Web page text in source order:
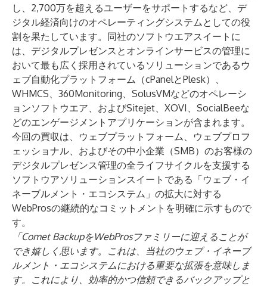
し、2,700万を超えるユーザーをサポートするなど、デ
ジタル経済向けのオペレーティングシステムとしての役
割を果たしています。同社のソフトウエアスイートに
は、デジタルプレゼンスとオンラインサービスの管理に
おいて最も広く採用されているソリューションである ウ
ェブ自動化プラットフォーム （cPanelとPlesk）、
WHMCS、360Monitoring、SolusVMなどのオペレーシ
ョンソフトウエア、およびSitejet、XOVI、SocialBeeな
どのエンゲージメントアプリケーションが含まれます。
今回の買収は、ウェブプラットフォーム、ウェブプロフ
ェッショナル、およびその中小企業（SMB）のお客様の
デジタルプレゼンス管理の全ライフサイクルを支援する
ソフトウアソリューションスイートである「ウェブ・イ
ネーブルメント・エコシステム」の拡大に対する
WebProsの継続的なコミットメントを明確に示すもので
す。
「Comet BackupをWebProsファミリーに迎えることが
でき嬉しく思います。これは、当社のウェブ・イネーブ
ルメント・エコシステムにおける重要な拡張を意味しま
す。これにより、効率的かつ信頼できるバックアップと